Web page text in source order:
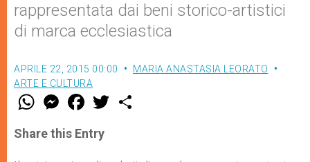
rappresentata dai beni storico-artistici
di marca ecclesiastica
APRILE 22, 2015 00:00
MARIA ANASTASIA LEORATO
ARTE E CULTURA
W
t
s
M
e
s
e
F
a
e
b
w
Share this Entry